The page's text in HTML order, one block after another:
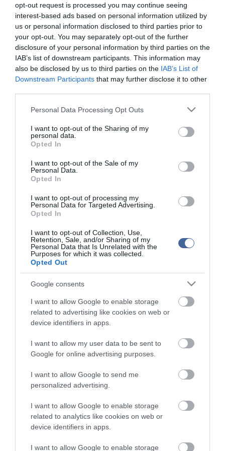
opt-out request is processed you may continue seeing
interest-based ads based on personal information utilized by
us or personal information disclosed to third parties prior to
your opt-out. You may separately opt-out of the further
disclosure of your personal information by third parties on the
IAB’s list of downstream participants. This information may
also be disclosed by us to third parties on the IAB’s List of
Downstream Participants that may further disclose it to other
Please note that this website/app uses one or more Google
not limited to your visit or usage behaviour. You may click to
grant or deny consent to Google and its third-party tags to
use your data for below specified purposes in below Google
consent section.
Personal Data Processing Opt Outs
I want to opt-out of the Sharing of my
personal data.
Opted In
I want to opt-out of the Sale of my
Personal Data.
Opted In
I want to opt-out of processing my
Personal Data for Targeted Advertising.
Opted In
I want to opt-out of Collection, Use,
Retention, Sale, and/or Sharing of my
Personal Data that Is Unrelated with the
Purposes for which it was collected.
Opted Out
Google consents
I want to allow Google to enable storage
related to advertising like cookies on web or
device identifiers in apps.
I want to allow my user data to be sent to
Google for online advertising purposes.
I want to allow Google to send me
personalized advertising.
I want to allow Google to enable storage
related to analytics like cookies on web or
device identifiers in apps.
I want to allow Google to enable storage
járhat. John Bode, az amerikai Kukoricaszirup-finomítók
Szövetségének (Corn Refiners Association) elnök-vezérigazgatója
szerint a HFCS lecserélése munkahelyek megszűnéséhez, a
farmerek jövedelmének visszaeséséhez és a nádcukor
behozatalának növekedéséhez vezethet – anélkül, hogy bármilyen
táplálkozási előnnyel járna. Az amerikai Élelmiszer- és
Gyógyszerügyi Hivatal (FDA) álláspontja szerint jelenleg nincs
tudományos bizonyíték arra, hogy a HFCS egészségtelenebb
lenne, mint a hasonló mennyiségű szacharózt, mézet vagy más
hagyományos édesítőszereket tartalmazó termékek.
Az irónia sem kerülte el a közvélemény figyelmét: Trump híresen
elfogyaszt, és a Fehér Házban még külön gombot is telepíttetett
az elnöki asztalára, amely egyetlen nyomással újabb adag diétás
A vita tehát nemcsak az édesítőszerek közötti különbségekről
szól, hanem komoly gazdasági, politikai és kulturális rétegei is
túlmutatnak önmagukon.
Figyelem! A cikkhez hozzáfűzött hozzászólások nem ama.hu
tükrözik. A szerkesztőség mindössze a hírek publikációjával foglalkozik, a
kommenteket nem tudja befolyásolni - azok az olvasók személyes véleményét
tartalmazzák.
Kérjük, kulturáltan, mások személyiségi jogainak és jó hírnevének tiszteletben
ma.hu legfrissebb hírei:
Nagy erőkkel keresik a szomjazó gólyát megmentő
Árpádot
Magyar Péter: átfogó energiafejlesztési tervet fogadott el a
kormány
Kenyában bezzeg minden zöldebb
bukkant elő a Dunából